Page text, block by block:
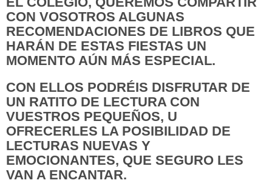
CON VOSOTROS ALGUNAS
RECOMENDACIONES DE LIBROS QUE
HARÁN DE ESTAS FIESTAS UN
MOMENTO AÚN MÁS ESPECIAL.
CON ELLOS PODRÉIS DISFRUTAR DE
UN RATITO DE LECTURA CON
VUESTROS PEQUEÑOS, U
OFRECERLES LA POSIBILIDAD DE
LECTURAS NUEVAS Y
EMOCIONANTES, QUE SEGURO LES
VAN A ENCANTAR.